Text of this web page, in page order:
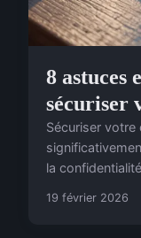
8 astuces
sécuriser
Sécuriser
la
19 février 2026